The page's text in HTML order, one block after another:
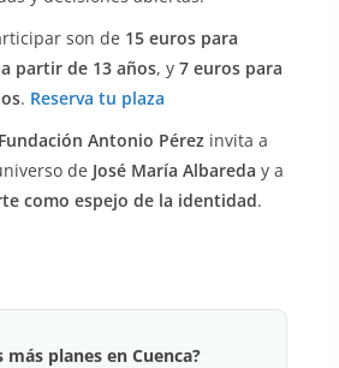
son de 15 euros para
partir de 13 años, y 7 euros para
. Reserva tu plaza
Fundación Antonio Pérez invita a
de José María Albareda y a
como espejo de la identidad.
más planes en Cuenca?